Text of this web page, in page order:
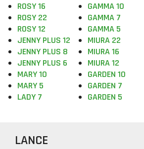
ROSY 16
ROSY 22
ROSY 12
JENNY PLUS 12
JENNY PLUS 8
JENNY PLUS 6
MARY 10
MARY 5
LADY 7
GAMMA 10
GAMMA 7
GAMMA 5
MIURA 22
MIURA 16
MIURA 12
GARDEN 10
GARDEN 7
GARDEN 5
LANCE